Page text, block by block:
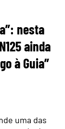
nesta
ainda
à Guia”
uma das